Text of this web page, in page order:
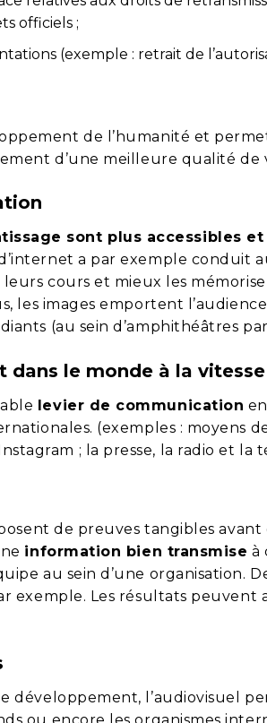
officiels ;
(exemple : retrait de
de l’humanité et
d’une meilleure qualité de
sont plus accessibles
a par exemple conduit
cours et mieux les
les images emportent
(au sein d’amphithéâtres
le monde à la vitesse
levier de communication
(exemples : moyens
; la presse, la radio et la
de preuves tangibles
information bien transmise à
au sein d’une organisation.
exemple. Les résultats peuvent
développement, l’audiovisuel
ou encore les organismes